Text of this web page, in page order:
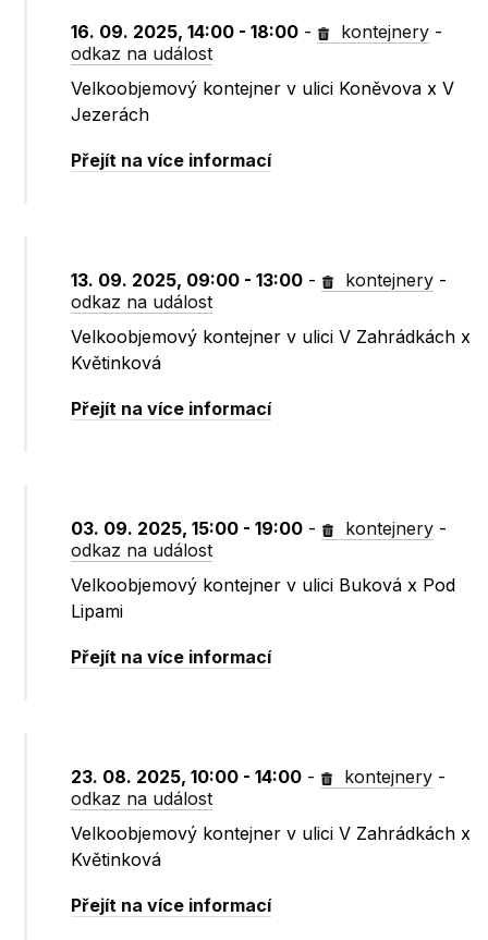
16. 09. 2025, 14:00 - 18:00 - kontejnery -
odkaz na událost
Velkoobjemový kontejner v ulici Koněvova x V
Jezerách
Přejít na více informací
13. 09. 2025, 09:00 - 13:00 - kontejnery -
odkaz na událost
Velkoobjemový kontejner v ulici V Zahrádkách x
Květinková
Přejít na více informací
03. 09. 2025, 15:00 - 19:00 - kontejnery -
odkaz na událost
Velkoobjemový kontejner v ulici Buková x Pod
Lipami
Přejít na více informací
23. 08. 2025, 10:00 - 14:00 - kontejnery -
odkaz na událost
Velkoobjemový kontejner v ulici V Zahrádkách x
Květinková
Přejít na více informací